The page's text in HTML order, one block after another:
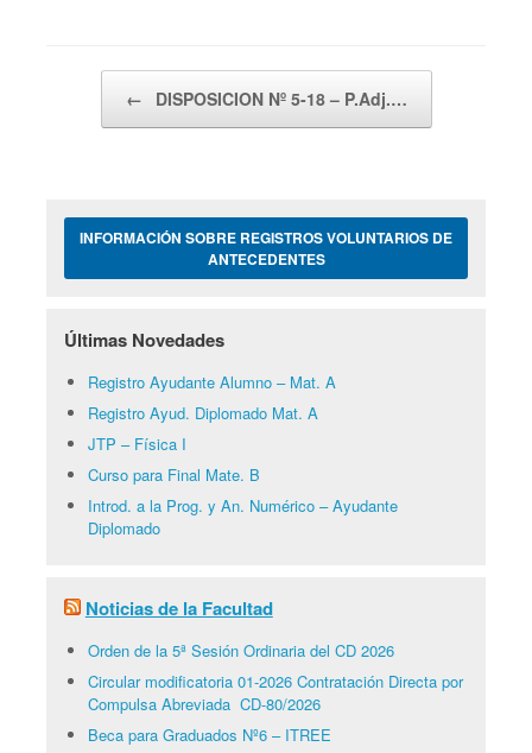
← DISPOSICION Nº 5-18 – P.Adj.…
INFORMACIÓN SOBRE REGISTROS VOLUNTARIOS DE
ANTECEDENTES
Últimas Novedades
Registro Ayudante Alumno – Mat. A
Registro Ayud. Diplomado Mat. A
JTP – Física I
Curso para Final Mate. B
Introd. a la Prog. y An. Numérico – Ayudante
Diplomado
Noticias de la Facultad
Orden de la 5ª Sesión Ordinaria del CD 2026
Circular modificatoria 01-2026 Contratación Directa por
Compulsa Abreviada CD-80/2026
Beca para Graduados Nº6 – ITREE